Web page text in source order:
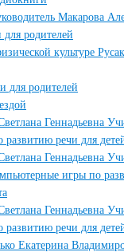
Макарова
для родителей
культуре
для родителей
Геннадьевна
речи для
Геннадьевна
игры по
Геннадьевна
речи для
Екатерина